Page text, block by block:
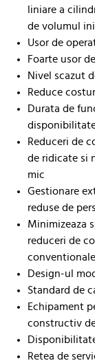
liniare a
de volumul
Usor de
Foarte usor
Nivel scazut
Reduce
Durata de
Reduceri de
de ridicate si
mic
Gestionare
reduse de
Minimizeaza
reduceri de
conventionale
Design-ul
Standard de
Echipament
constructiv
Retea de